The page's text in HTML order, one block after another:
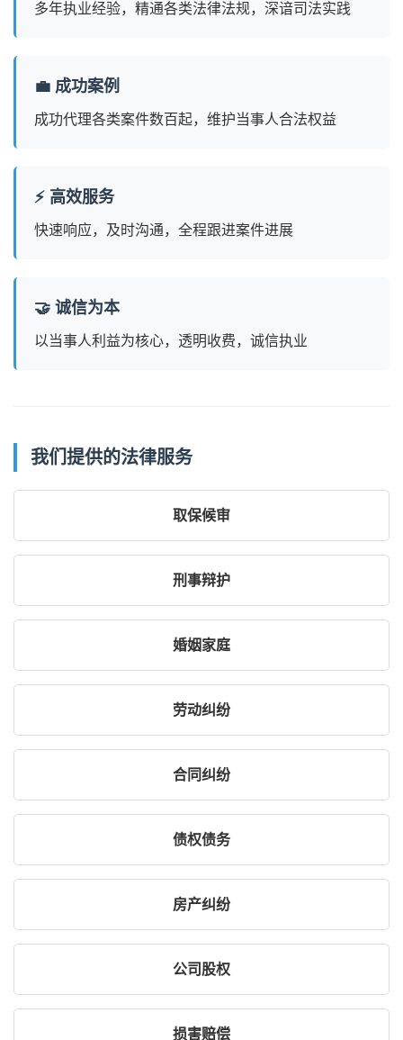
多年执业经验，精通各类法律法规，深谙司法实践
💼 成功案例
成功代理各类案件数百起，维护当事人合法权益
⚡ 高效服务
快速响应，及时沟通，全程跟进案件进展
🤝 诚信为本
以当事人利益为核心，透明收费，诚信执业
我们提供的法律服务
取保候审
刑事辩护
婚姻家庭
劳动纠纷
合同纠纷
债权债务
房产纠纷
公司股权
损害赔偿